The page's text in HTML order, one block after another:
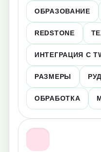
ОБРАЗОВАНИЕ
REDSTONE
ИНТЕГРАЦИЯ С
РАЗМЕРЫ
ОБРАБОТКА